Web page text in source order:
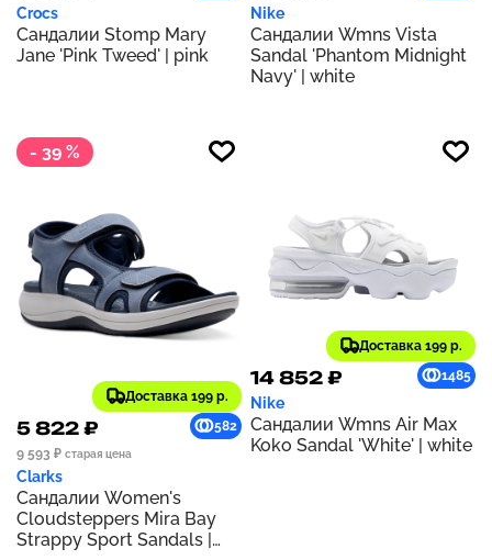
Crocs
Сандалии Stomp Mary
Jane 'Pink Tweed' | pink
Nike
Сандалии Wmns Vista
Sandal 'Phantom Midnight
Navy' | white
- 39 %
Доставка 199 р.
5 822 ₽
582
9 593 ₽ старая цена
Clarks
Сандалии Women's
Cloudsteppers Mira Bay
Strappy Sport Sandals |
Доставка 199 р.
14 852 ₽ 1485
Nike
Сандалии Wmns Air Max
Koko Sandal 'White' | white